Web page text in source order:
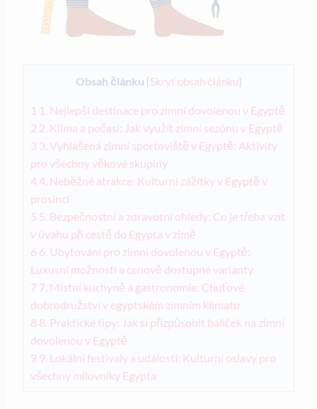
Obsah článku [Skryť obsah článku]
1 1. Nejlepší destinace pro zimní dovolenou v Egyptě
2 2. Klima a počasí: Jak využít zimní sezónu v Egyptě
3 3. Vyhlášená zimní sportoviště v Egyptě: Aktivity
pro všechny věkové skupiny
4 4. Neběžné atrakce: Kulturní zážitky v Egyptě v
prosinci
5 5. Bezpečnostní a zdravotní ohledy: Co je třeba vzít
v úvahu při cestě do Egypta v zimě
6 6. Ubytování pro zimní dovolenou v Egyptě:
Luxusní možnosti a cenově dostupné varianty
7 7. Místní kuchyně a gastronomie: Chuťové
dobrodružství v egyptském zimním klimatu
8 8. Praktické tipy: Jak si přizpůsobit balíček na zimní
dovolenou v Egyptě
9 9. Lokální festivaly a události: Kulturní oslavy pro
všechny milovníky Egypta